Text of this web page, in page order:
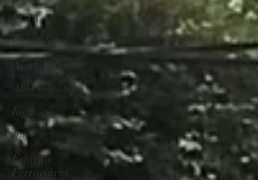
FCJA
Capitólio
Açude Velho
Aula de campo
Ingá
Ipê
Estação
Ferroviária